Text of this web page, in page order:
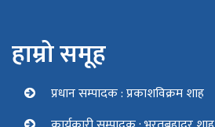
हाम्रो समूह
प्रधान सम्पादक : प्रकाशविक्रम शाह